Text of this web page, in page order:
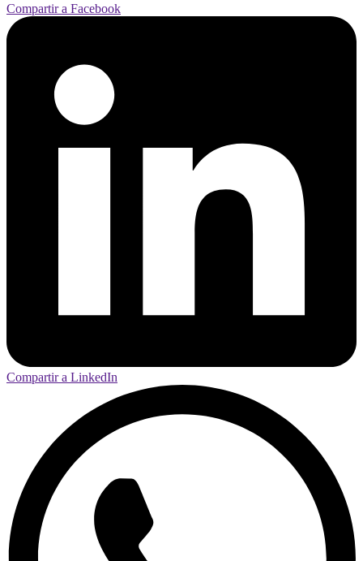
Compartir a Facebook
Compartir a LinkedIn